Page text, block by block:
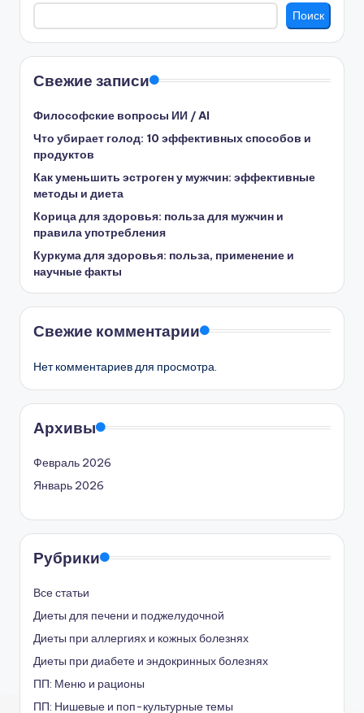
Поиск
Свежие записи
Философские вопросы ИИ / AI
Что убирает голод: 10 эффективных способов и
продуктов
Как уменьшить эстроген у мужчин: эффективные
методы и диета
Корица для здоровья: польза для мужчин и
правила употребления
Куркума для здоровья: польза, применение и
научные факты
Свежие комментарии
Нет комментариев для просмотра.
Архивы
Февраль 2026
Январь 2026
Рубрики
Все статьи
Диеты для печени и поджелудочной
Диеты при аллергиях и кожных болезнях
Диеты при диабете и эндокринных болезнях
ПП: Меню и рационы
ПП: Нишевые и поп-культурные темы